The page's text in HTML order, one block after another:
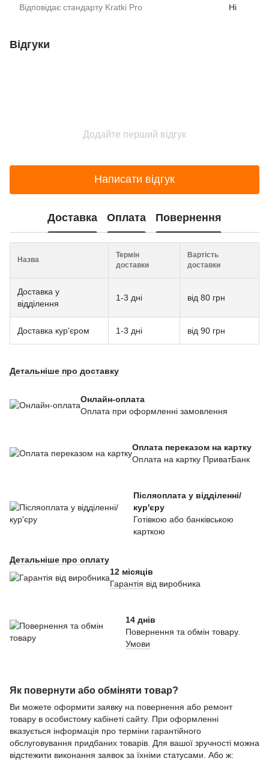
Відповідає стандарту Kratki Pro Ні
Відгуки
Додайте перший відгук
Написати відгук
Доставка Оплата Повернення
Назва
Термін
доставки
Вартість
доставки
Доставка у
відділення
1-3 дні від 80 грн
Доставка кур'єром 1-3 дні від 90 грн
Детальніше про доставку
Онлайн-оплата
Оплата при оформленні замовлення
Оплата переказом на картку
Оплата на картку ПриватБанк
Післяоплата у відділенні/
кур'єру
Готівкою або банківською
карткою
Детальніше про оплату
12 місяців
Гарантія від виробника
14 днів
Повернення та обмін товару.
Умови
Як повернути або обміняти товар?
Ви можете оформити заявку на повернення або ремонт
товару в особистому кабінеті сайту. При оформленні
вказується інформація про терміни гарантійного
обслуговування придбаних товарів. Для вашої зручності можна
відстежити виконання заявок за їхніми статусами. Або ж: